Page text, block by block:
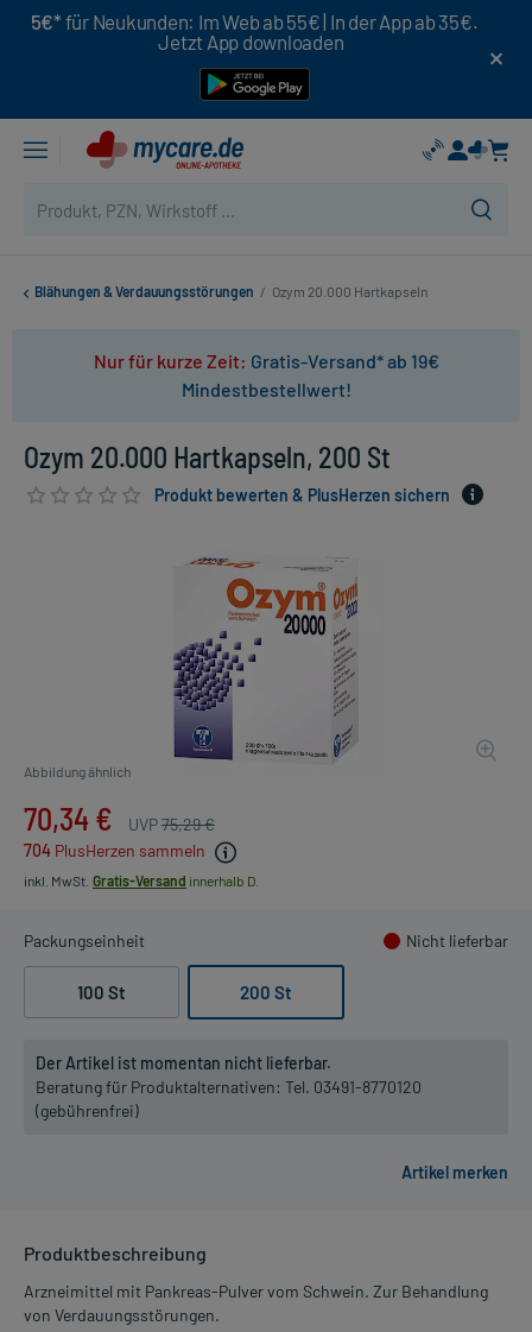
5€* für Neukunden: Im Web ab 55€ | In der App ab 35€.
Jetzt App downloaden
Blähungen & Verdauungsstörungen / Ozym 20.000 Hartkapseln
Nur für kurze Zeit: Gratis-Versand* ab 19€
Mindestbestellwert!
Ozym 20.000 Hartkapseln, 200 St
Produkt bewerten & PlusHerzen sichern
Abbildung ähnlich
70,34 € UVP75,29 €
704 PlusHerzen sammeln
inkl. MwSt. Gratis-Versand innerhalb D.
Packungseinheit Nicht lieferbar
100 St 200 St
Der Artikel ist momentan nicht lieferbar.
Beratung für Produktalternativen: Tel. 03491-8770120
(gebührenfrei)
Produktbeschreibung
Arzneimittel mit Pankreas-Pulver vom Schwein. Zur Behandlung
von Verdauungsstörungen.